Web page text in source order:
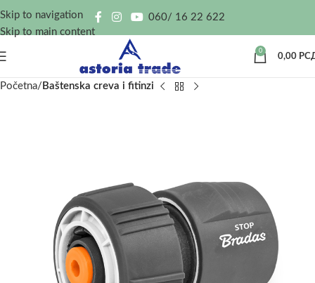
Skip to navigation
Skip to main content
060/ 16 22 622
0
0,00
Početna Baštenska creva i fitinzi